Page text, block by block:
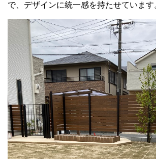
で、デザインに統一感を持たせています